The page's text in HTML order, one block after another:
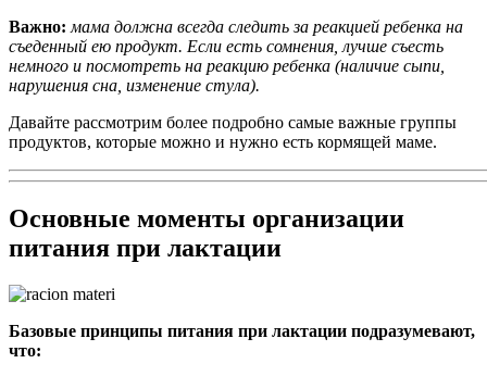
Важно: мама должна всегда следить за реакцией ребенка на
съеденный ею продукт. Если есть сомнения, лучше съесть
немного и посмотреть на реакцию ребенка (наличие сыпи,
нарушения сна, изменение стула).
Давайте рассмотрим более подробно самые важные группы
продуктов, которые можно и нужно есть кормящей маме.
Основные моменты организации
питания при лактации
Базовые принципы питания при лактации подразумевают,
что: